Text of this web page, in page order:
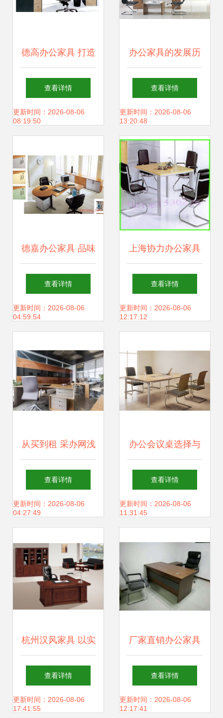
德高办公家具 打造
高效与美学兼备的
现代办公空间
查看详情
更新时间：2026-08-06
08:19:50
办公家具的发展历
程 从传统到智能的
进化
查看详情
更新时间：2026-08-06
13:20:48
德嘉办公家具 品味
与实用的完美结合
查看详情
更新时间：2026-08-06
04:59:54
上海协力办公家具
助力高效办公，家
用电器的Smart
查看详情
更新时间：2026-08-06
12:17:12
从买到租 采办网浅
谈办公家具租赁的
兴起与电商生态
查看详情
更新时间：2026-08-06
04:27:49
办公会议桌选择与
定制全攻略 打造高
效专业的会议空间
查看详情
更新时间：2026-08-06
11:31:45
杭州汉风家具 以实
木大班桌定义总裁
办公新高度
查看详情
更新时间：2026-08-06
17:41:55
厂家直销办公家具
质量与信心的支撑
基石
查看详情
更新时间：2026-08-06
12:17:41